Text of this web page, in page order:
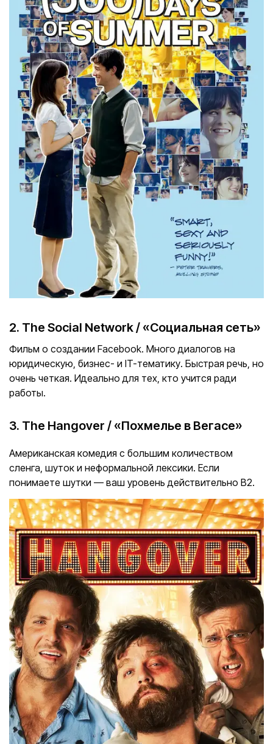
2. The Social Network / «Социальная сеть»
Фильм о создании Facebook. Много диалогов на
юридическую, бизнес- и IT-тематику. Быстрая речь, но
очень четкая. Идеально для тех, кто учится ради
работы.
3. The Hangover / «Похмелье в Вегасе»
Американская комедия с большим количеством
сленга, шуток и неформальной лексики. Если
понимаете шутки — ваш уровень действительно B2.